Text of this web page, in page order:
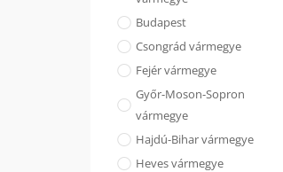
Budapest
Csongrád vármegye
Fejér vármegye
Győr-Moson-Sopron
vármegye
Hajdú-Bihar vármegye
Heves vármegye